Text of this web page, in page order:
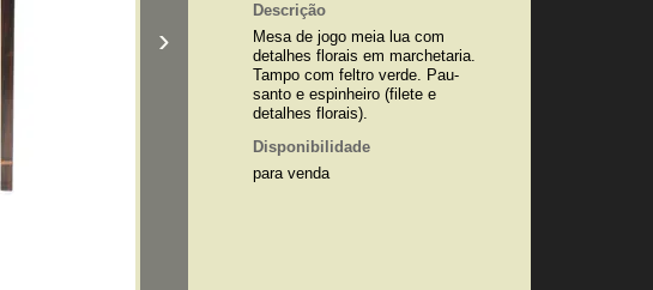
Descrição
Mesa de jogo meia lua com
detalhes florais em marchetaria.
Tampo com feltro verde. Pau-
santo e espinheiro (filete e
detalhes florais).
Disponibilidade
para venda
›